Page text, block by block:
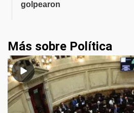
golpearon
Más sobre Política